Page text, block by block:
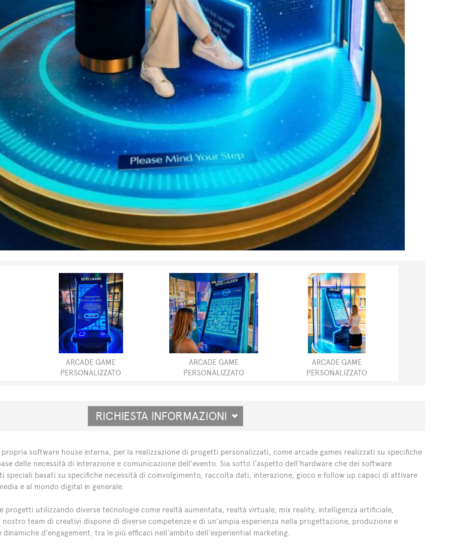
ARCADE GAME
PERSONALIZZATO
ARCADE GAME
PERSONALIZZATO
ARCADE GAME
PERSONALIZZATO
RICHIESTA INFORMAZIONI
software house interna, per la realizzazione di progetti personalizzati, come arcade games realizzati su specifiche
delle necessità di interazione e comunicazione dell'evento. Sia sotto l'aspetto dell'hardware che dei software
speciali basati su specifiche necessità di coinvolgimento, raccolta dati, interazione, gioco e follow up capaci di attivare
e al mondo digital in generale.
progetti utilizzando diverse tecnologie come realtà aumentata, realtà virtuale, mix reality, intelligenza artificiale,
team di creativi dispone di diverse competenze e di un'ampia esperienza nella progettazione, produzione e
dinamiche d'engagement, tra le più efficaci nell'ambito dell'experiential marketing.